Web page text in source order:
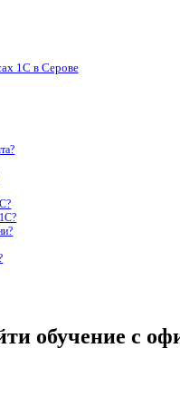
1С в Серове
обучение с